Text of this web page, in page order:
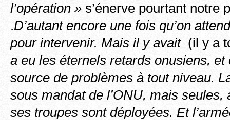
l’opération » s’énerve pourtant notre
.D’autant encore une fois qu’on
pour intervenir. Mais il y avait(il y a
a eu les éternels retards onusiens,
source de problèmes à tout niveau.
sous mandat de l’ONU, mais seules,
ses troupes sont déployées. Et